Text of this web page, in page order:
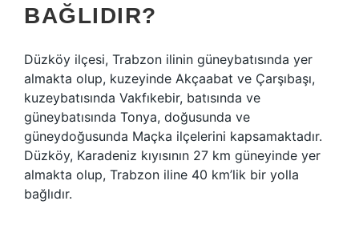
BAĞLIDIR?
Düzköy ilçesi, Trabzon ilinin güneybatısında yer
almakta olup, kuzeyinde Akçaabat ve Çarşıbaşı,
kuzeybatısında Vakfıkebir, batısında ve
güneybatısında Tonya, doğusunda ve
güneydoğusunda Maçka ilçelerini kapsamaktadır.
Düzköy, Karadeniz kıyısının 27 km güneyinde yer
almakta olup, Trabzon iline 40 km’lik bir yolla
bağlıdır.